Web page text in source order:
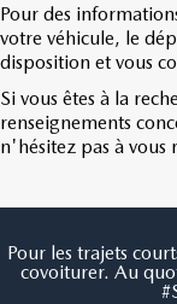
Pour des
votre véhicule, le
disposition et vous
Si vous êtes à la
renseignements
n'hésitez pas à vous
Pour les trajets
covoiturer. Au